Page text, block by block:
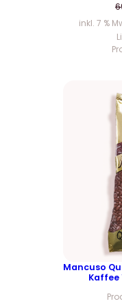
inkl. 7 %
Mancuso
Kaffee